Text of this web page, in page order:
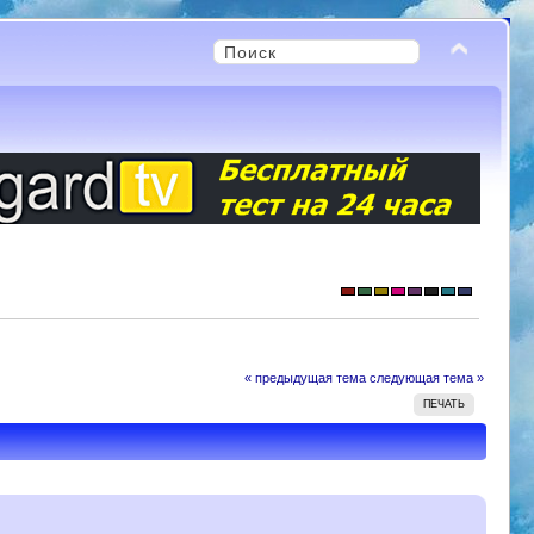
« предыдущая тема следующая тема »
ПЕЧАТЬ